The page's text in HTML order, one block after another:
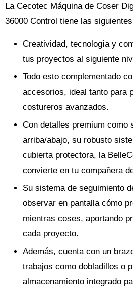
La Cecotec Máquina de Coser
36000 Control tiene las
Creatividad, tecnología y
tus proyectos al siguiente
Todo esto complementado
accesorios, ideal tanto para
costureros avanzados.
Con detalles premium como
arriba/abajo, su robusto
cubierta protectora, la
convierte en tu compañera
Su sistema de seguimiento
observar en pantalla cómo
mientras coses, aportando
cada proyecto.
Además, cuenta con un
trabajos como dobladillos o
almacenamiento integrado